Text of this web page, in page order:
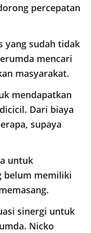
percepatan
yang sudah tidak
mencari
masyarakat.
mendapatkan
Dari biaya
supaya
untuk
belum memiliki
sinergi untuk
Nicko